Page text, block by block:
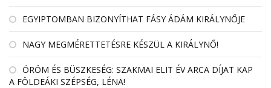
EGYIPTOMBAN BIZONYÍTHAT FÁSY ÁDÁM KIRÁLYNŐJE
NAGY MEGMÉRETTETÉSRE KÉSZÜL A KIRÁLYNŐ!
ÖRÖM ÉS BÜSZKESÉG: SZAKMAI ELIT ÉV ARCA DÍJAT KAP
A FÖLDEÁKI SZÉPSÉG, LÉNA!